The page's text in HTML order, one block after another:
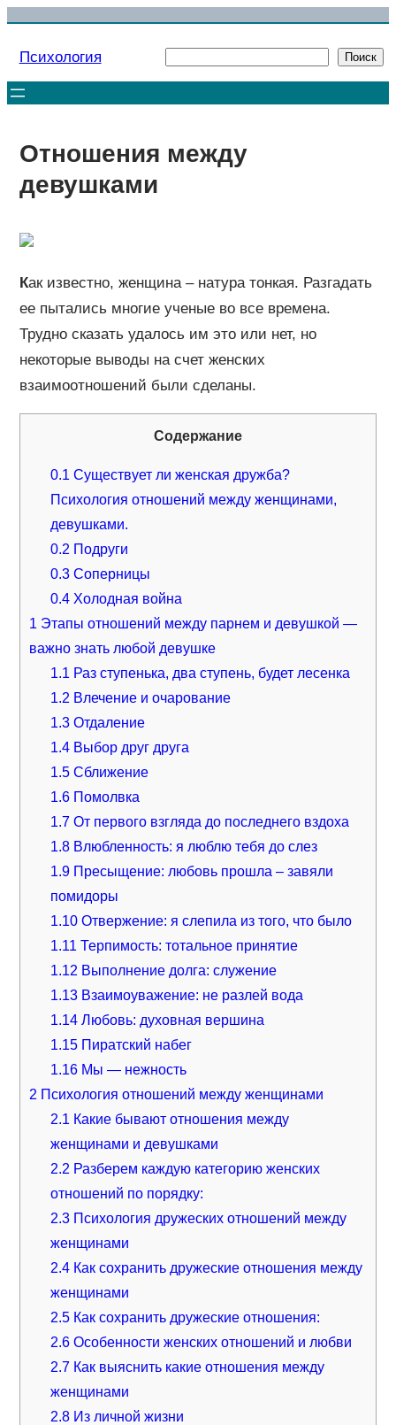
Перейти
Психология Поиск
Отношения между
девушками
Как известно, женщина – натура тонкая. Разгадать
ее пытались многие ученые во все времена.
Трудно сказать удалось им это или нет, но
некоторые выводы на счет женских
взаимоотношений были сделаны.
Содержание
0.1 Существует ли женская дружба?
Психология отношений между женщинами,
девушками.
0.2 Подруги
0.3Соперницы
0.4Холодная война
1 Этапы отношений между парнем и девушкой —
важно знать любой девушке
1.1 Раз ступенька, два ступень, будет лесенка
1.2 Влечение и очарование
1.3Отдаление
1.4Выбор друг друга
1.5Сближение
1.6Помолвка
1.7От первого взгляда до последнего вздоха
1.8Влюбленность: я люблю тебя до слез
1.9Пресыщение: любовь прошла – завяли
помидоры
1.10Отвержение: я слепила из того, что было
1.11 Терпимость: тотальное принятие
1.12 Выполнение долга: служение
1.13Взаимоуважение: не разлей вода
1.14Любовь: духовная вершина
1.15Пиратский набег
1.16Мы — нежность
2 Психология отношений между женщинами
2.1 Какие бывают отношения между
женщинами и девушками
2.2 Разберем каждую категорию женских
отношений по порядку:
2.3Психология дружеских отношений между
женщинами
2.4Как сохранить дружеские отношения между
женщинами
2.5Как сохранить дружеские отношения:
2.6Особенности женских отношений и любви
2.7Как выяснить какие отношения между
женщинами
2.8Из личной жизни